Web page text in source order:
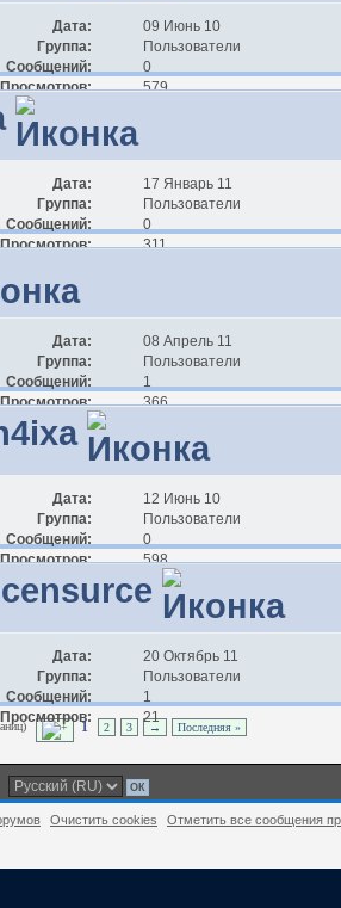
Дата:
09 Июнь 10
Группа:
Пользователи
Сообщений:
0
Просмотров:
579
Дата:
17 Январь 11
Группа:
Пользователи
Сообщений:
0
Просмотров:
311
Дата:
08 Апрель 11
Группа:
Пользователи
Сообщений:
1
Просмотров:
366
Дата:
12 Июнь 10
Группа:
Пользователи
Сообщений:
0
Просмотров:
598
Дата:
20 Октябрь 11
Группа:
Пользователи
Сообщений:
1
Просмотров:
21
1 2 3 → Последняя »
Очистить cookies Отметить все сообщения